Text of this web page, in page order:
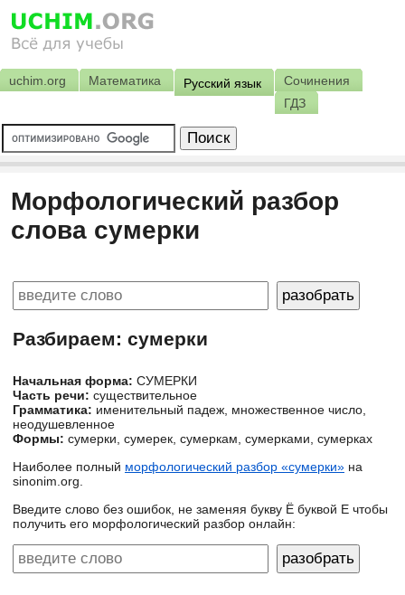
uchim.org Математика Русский язык
Сочинения
ГДЗ
Морфологический разбор
слова сумерки
Разбираем: сумерки
Начальная форма: СУМЕРКИ
Часть речи: существительное
Грамматика: именительный падеж, множественное число,
неодушевленное
Формы: сумерки, сумерек, сумеркам, сумерками, сумерках
Наиболее полный морфологический разбор «сумерки» на
sinonim.org.
Введите слово без ошибок, не заменяя букву Ё буквой Е чтобы
получить его морфологический разбор онлайн: